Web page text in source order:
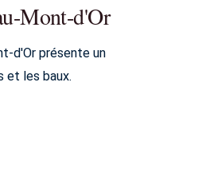
Mont-d'Or
d'Or présente un
et les baux.